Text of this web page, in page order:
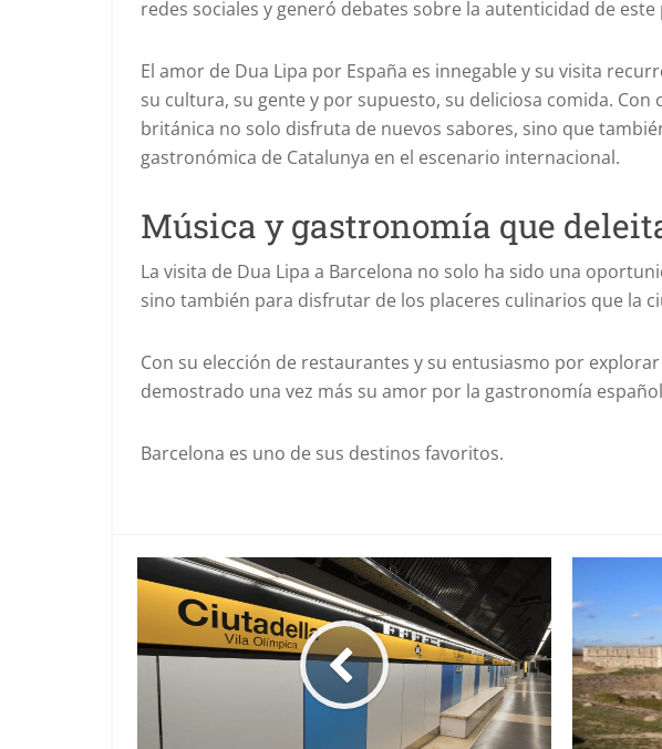
redes sociales y generó debates sobre la autenticidad de
El amor de Dua Lipa por España es innegable y su visita
su cultura, su gente y por supuesto, su deliciosa comida.
británica no solo disfruta de nuevos sabores, sino que
gastronómica de Catalunya en el escenario internacional.
Música y gastronomía que
La visita de Dua Lipa a Barcelona no solo ha sido una
sino también para disfrutar de los placeres culinarios que la
Con su elección de restaurantes y su entusiasmo por
demostrado una vez más su amor por la gastronomía
Barcelona es uno de sus destinos favoritos.